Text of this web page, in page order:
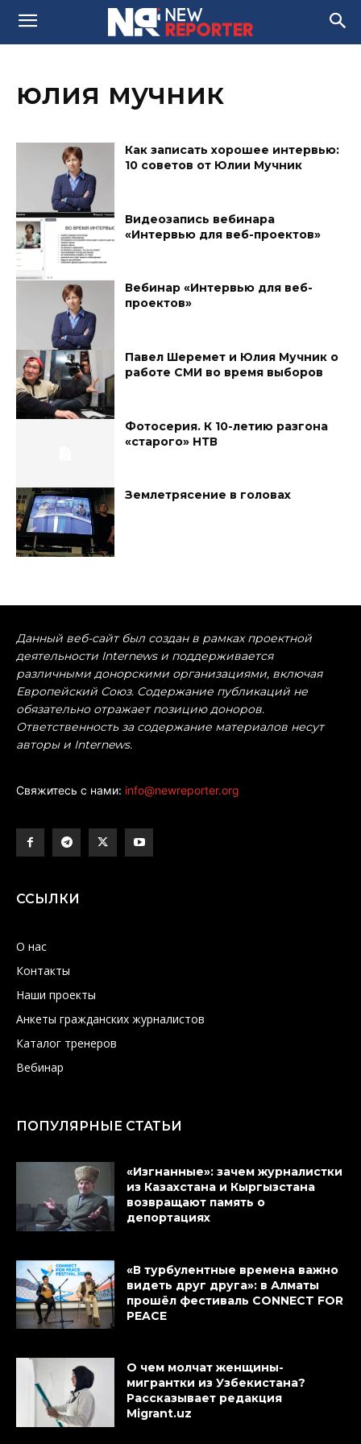
юлия мучник
Как записать хорошее интервью:
10 советов от Юлии Мучник
Видеозапись вебинара
«Интервью для веб-проектов»
Вебинар «Интервью для веб-
проектов»
Павел Шеремет и Юлия Мучник о
работе СМИ во время выборов
Фотосерия. К 10-летию разгона
«старого» НТВ
Землетрясение в головах
Данный веб-сайт был создан в рамках проектной
деятельности Internews и поддерживается
различными донорскими организациями, включая
Европейский Союз. Содержание публикаций не
обязательно отражает позицию доноров.
Ответственность за содержание материалов несут
авторы и Internews.
Свяжитесь с нами: info@newreporter.org
ССЫЛКИ
О нас
Контакты
Наши проекты
Анкеты гражданских журналистов
Каталог тренеров
Вебинар
ПОПУЛЯРНЫЕ СТАТЬИ
«Изгнанные»: зачем журналистки
из Казахстана и Кыргызстана
возвращают память о
депортациях
«В турбулентные времена важно
видеть друг друга»: в Алматы
прошёл фестиваль CONNECT FOR
PEACE
О чем молчат женщины-
мигрантки из Узбекистана?
Рассказывает редакция
Migrant.uz